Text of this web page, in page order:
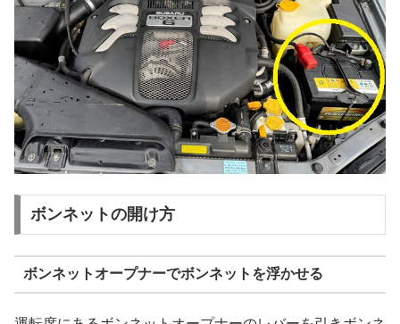
ボンネットの開け方
ボンネットオープナーでボンネットを浮かせる